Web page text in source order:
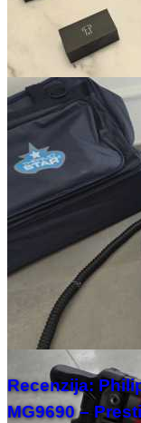
Recenzija:
MG9690 –